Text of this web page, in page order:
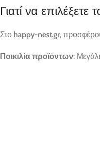
Γιατί να
Στο happy-nest.gr,
Ποικιλία προϊόντων: